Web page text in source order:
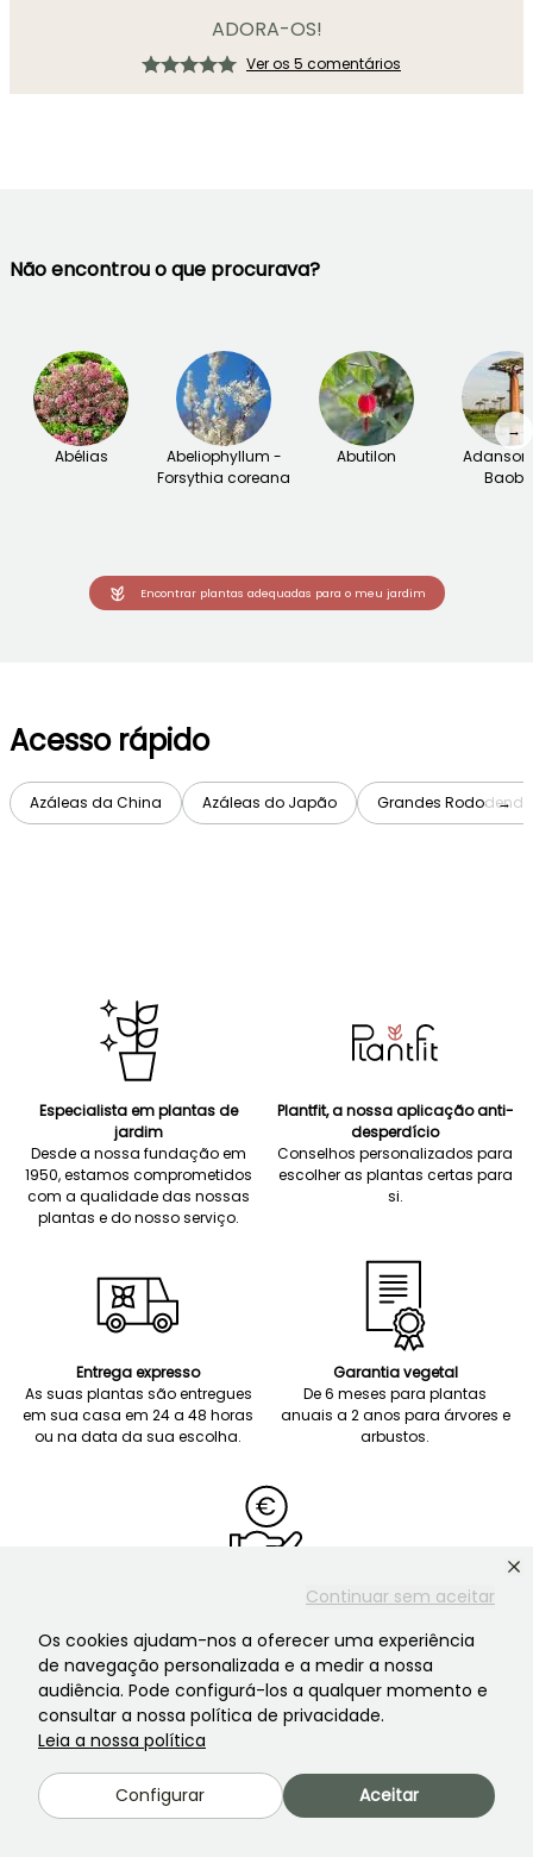
Continuar sem aceitar
Os cookies ajudam-nos a oferecer uma experiência
de navegação personalizada e a medir a nossa
audiência. Pode configurá-los a qualquer momento e
consultar a nossa política de privacidade.
Leia a nossa política
Configurar Aceitar
ADORA-OS!
Ver os 5 comentários
Não encontrou o que procurava?
Abélias
Abeliophyllum -
Forsythia coreana
Abutilon
Baobá
→
Encontrar plantas adequadas para o meu jardim
Acesso rápido
Azáleas da China Azáleas do Japão Grandes →
Especialista em plantas de
jardim
Desde a nossa fundação em
1950, estamos comprometidos
com a qualidade das nossas
plantas e do nosso serviço.
Plantfit, a nossa aplicação anti-
desperdício
Conselhos personalizados para
escolher as plantas certas para
si.
Entrega expresso
As suas plantas são entregues
em sua casa em 24 a 48 horas
ou na data da sua escolha.
Garantia vegetal
De 6 meses para plantas
anuais a 2 anos para árvores e
arbustos.
Pagamento seguro
sem juros a partir de 120 euros.
Serviço de apoio ao cliente